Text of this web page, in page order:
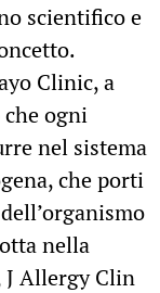
scientifico e
Clinic, a
ogni
nel sistema
che porti
nella
J Allergy Clin